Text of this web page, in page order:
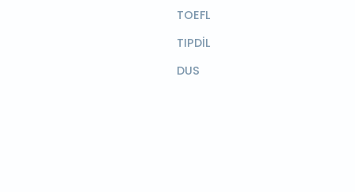
TOEFL
TIPDİL
DUS